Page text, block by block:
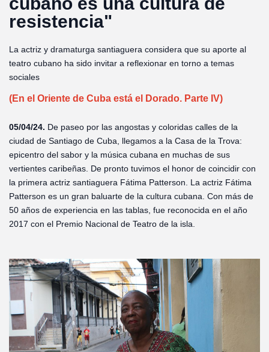
resistencia"
La actriz y dramaturga santiaguera considera que su aporte al
teatro cubano ha sido invitar a reflexionar en torno a temas
sociales
(En el Oriente de Cuba está el Dorado. Parte IV)
05/04/24. De paseo por las angostas y coloridas calles de la
ciudad de Santiago de Cuba, llegamos a la Casa de la Trova:
epicentro del sabor y la música cubana en muchas de sus
vertientes caribeñas. De pronto tuvimos el honor de coincidir con
la primera actriz santiaguera Fátima Patterson. La actriz Fátima
Patterson es un gran baluarte de la cultura cubana. Con más de
50 años de experiencia en las tablas, fue reconocida en el año
2017 con el Premio Nacional de Teatro de la isla.